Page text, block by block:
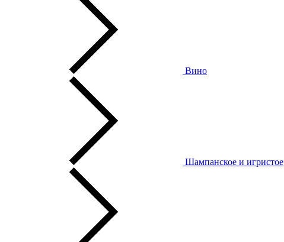
Вино
Шампанское и игристое